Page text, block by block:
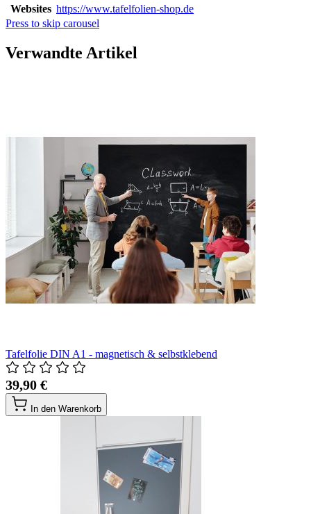
Websites https://www.tafelfolien-shop.de
Press to skip carousel
Verwandte Artikel
Tafelfolie DIN A1 - magnetisch & selbstklebend
39,90 €
In den Warenkorb